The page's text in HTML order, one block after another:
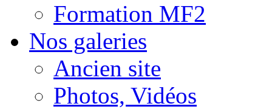
Formation MF2
Nos galeries
Ancien site
Photos, Vidéos